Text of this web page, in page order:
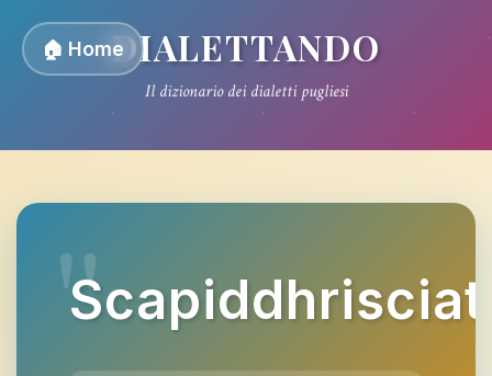
🏠 HomeDIALETTANDO
Il dizionario dei dialetti pugliesi